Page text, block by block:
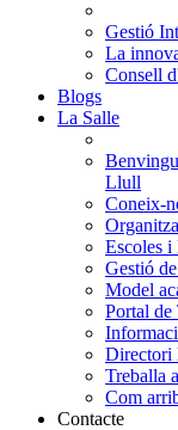
Gestió
La
Consell
Blogs
La Salle
Llull
Coneix-
Escoles i
Gestió
Model
Portal de
Directori
Treballa
Com
Contacte